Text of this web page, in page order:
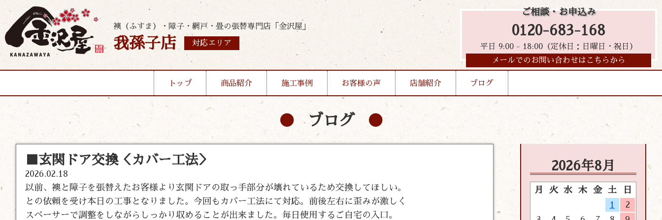
襖（ふすま）・障子・網戸・畳の張替専門店「金沢屋」
我孫子店 対応エリア
ご相談・お申込み
0120-683-168
平日 9:00 - 18:00（定休日：日曜日・祝日）
メールでのお問い合わせはこちらから
トップ 商品紹介 施工事例 お客様の声 店舗紹介 ブログ
ブログ
■玄関ドア交換＜カバー工法＞
2026.02.18
以前、襖と障子を張替えたお客様より玄関ドアの取っ手部分が壊れているため交換してほしい。
との依頼を受け本日の工事となりました。今回もカバー工法にて対応。前後左右に歪みが激しく
スペーサーで調整をしながらしっかり収めることが出来ました。毎日使用するご自宅の入口。
2026年8月
月 火 水 木 金 土
日
1
2